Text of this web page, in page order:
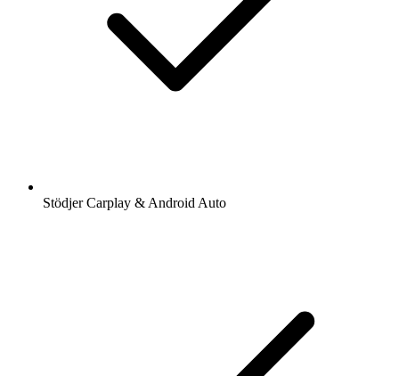
Stödjer Carplay & Android Auto